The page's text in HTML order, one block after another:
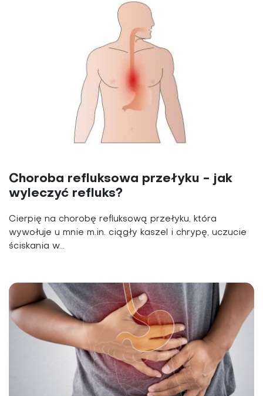
Choroba refluksowa przełyku - jak
wyleczyć refluks?
Cierpię na chorobę refluksową przełyku, która
wywołuje u mnie m.in. ciągły kaszel i chrypę, uczucie
ściskania w...